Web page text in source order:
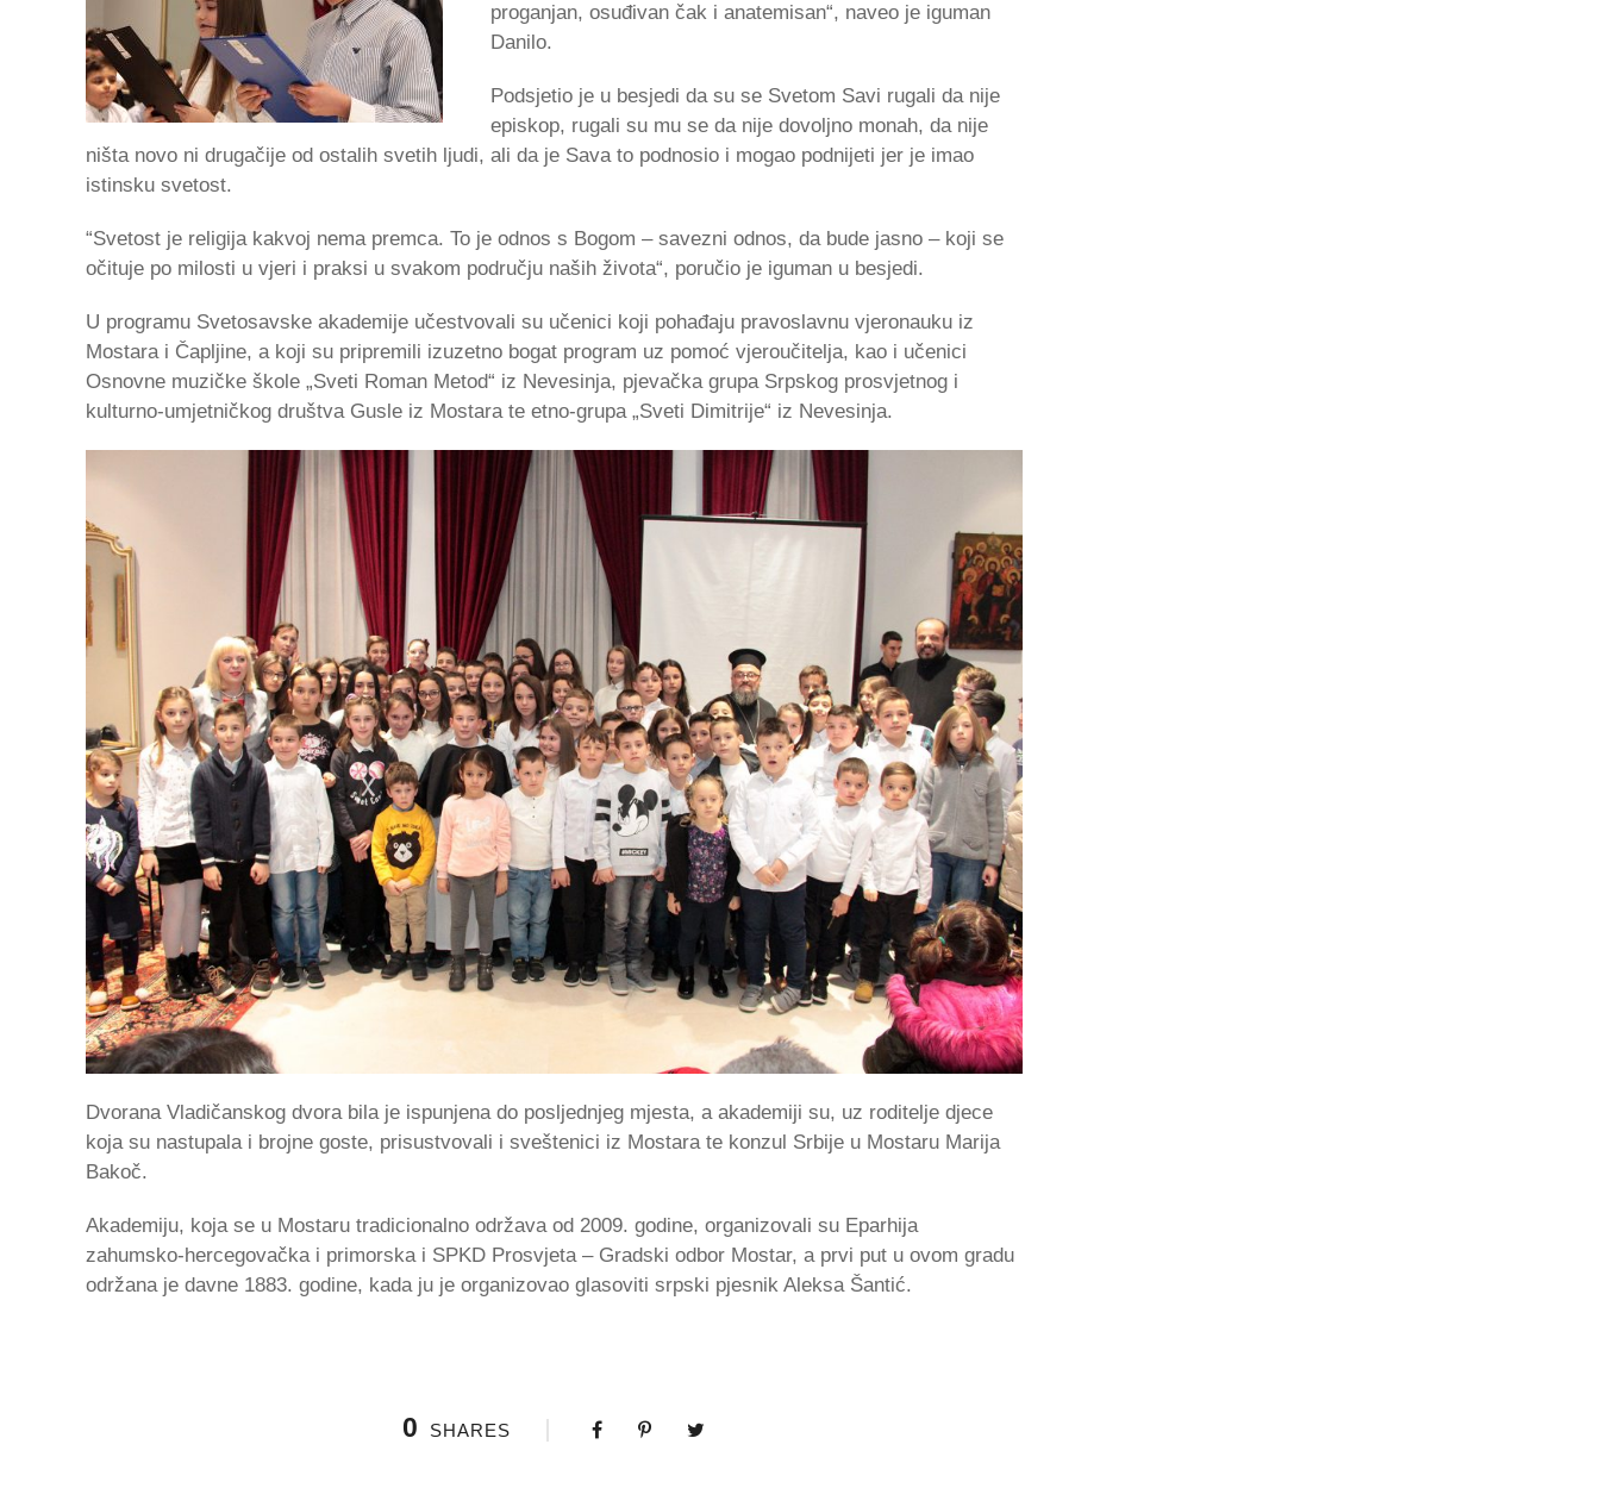
proganjan, osuđivan čak i anatemisan“, naveo je iguman
Danilo.
Podsjetio je u besjedi da su se Svetom Savi rugali da nije
episkop, rugali su mu se da nije dovoljno monah, da nije
ništa novo ni drugačije od ostalih svetih ljudi, ali da je Sava to podnosio i mogao podnijeti jer je imao
istinsku svetost.
“Svetost je religija kakvoj nema premca. To je odnos s Bogom – savezni odnos, da bude jasno – koji se
očituje po milosti u vjeri i praksi u svakom području naših života“, poručio je iguman u besjedi.
U programu Svetosavske akademije učestvovali su učenici koji pohađaju pravoslavnu vjeronauku iz
Mostara i Čapljine, a koji su pripremili izuzetno bogat program uz pomoć vjeroučitelja, kao i učenici
Osnovne muzičke škole „Sveti Roman Metod“ iz Nevesinja, pjevačka grupa Srpskog prosvjetnog i
kulturno-umjetničkog društva Gusle iz Mostara te etno-grupa „Sveti Dimitrije“ iz Nevesinja.
Dvorana Vladičanskog dvora bila je ispunjena do posljednjeg mjesta, a akademiji su, uz roditelje djece
koja su nastupala i brojne goste, prisustvovali i sveštenici iz Mostara te konzul Srbije u Mostaru Marija
Bakoč.
Akademiju, koja se u Mostaru tradicionalno održava od 2009. godine, organizovali su Eparhija
zahumsko-hercegovačka i primorska i SPKD Prosvjeta – Gradski odbor Mostar, a prvi put u ovom gradu
održana je davne 1883. godine, kada ju je organizovao glasoviti srpski pjesnik Aleksa Šantić.
0 SHARES